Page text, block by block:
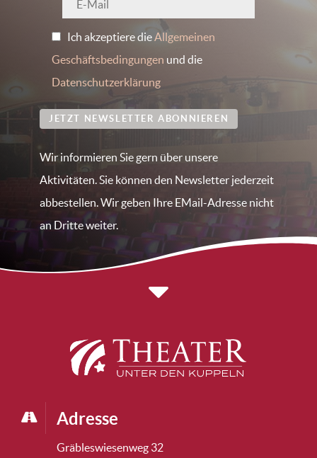
Ich akzeptiere dieAllgemeinen
Geschäftsbedingungen und die
Datenschutzerklärung
JETZT NEWSLETTER ABONNIEREN
Wir informieren Sie gern über unsere
Aktivitäten. Sie können den Newsletter jederzeit
abbestellen. Wir geben Ihre EMail-Adresse nicht
an Dritte weiter.
Adresse
Gräbleswiesenweg 32